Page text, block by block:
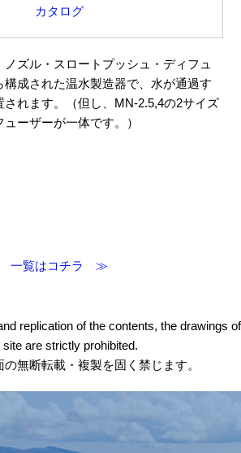
カタログ
ズル・スロートプッシュ・ディフュ
構成された温水製造器で、水が通過す
されます。（但し、MN-2.5,4の2サイズ
ーザーが一体です。）
一覧はコチラ ≫
replication of the contents, the drawings of
site are strictly prohibited.
無断転載・複製を固く禁じます。